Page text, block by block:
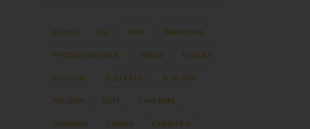
ACEITES AIG AOVE APERITIVOS
APROVECHAMIENTO ARROZ BEBIDAS
BIZCOCHO BIZCOCHOS BLOG TRIP
BOLLERÍA CAFÉ CAKE POPS
CARNAVAL CARNES CASQUERÍA